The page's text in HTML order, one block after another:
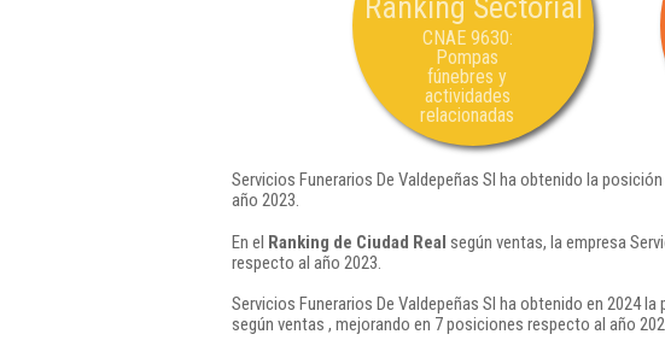
Ranking Sectorial
CNAE 9630:
Pompas
fúnebres y
actividades
relacionadas
Servicios Funerarios De Valdepeñas Sl ha obtenido la posición
año 2023.
En el Ranking de Ciudad Real según ventas, la empresa
respecto al año 2023.
Servicios Funerarios De Valdepeñas Sl ha obtenido en 2024 la
según ventas , mejorando en 7 posiciones respecto al año